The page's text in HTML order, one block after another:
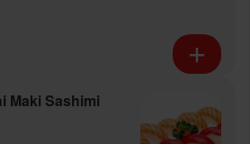
Maki Sashimi